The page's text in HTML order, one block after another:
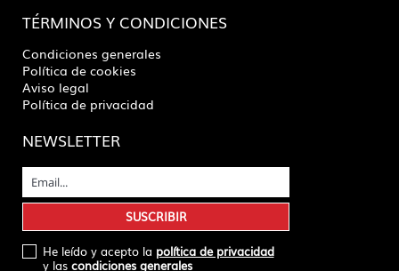
TÉRMINOS Y CONDICIONES
Condiciones generales
Política de cookies
Aviso legal
Política de privacidad
NEWSLETTER
He leído y acepto la política de privacidad
y las condiciones generales